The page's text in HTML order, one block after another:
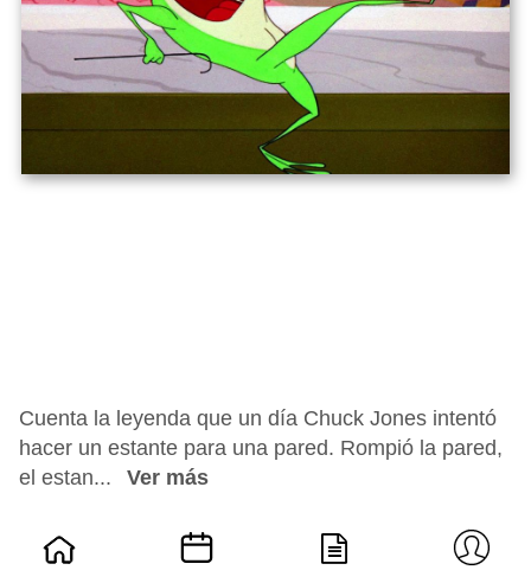
Cuenta la leyenda que un día Chuck Jones intentó
hacer un estante para una pared. Rompió la pared,
el estan...
Ver más